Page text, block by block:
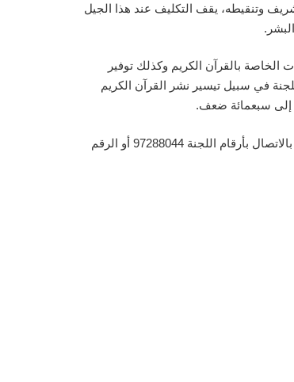
وتنقيطه، يقف التكليف عند هذا الجيل
الخاصة بالقرآن الكريم وكذلك توفير
في سبيل تيسير نشر القرآن الكريم
إلى سبعمائة ضعف.
وأشار الدوسري أن تكلفة كفالة الإذاعة الواحدة 1000 ألف دينار سنويا، 85 دينار شهريا أو المساهمة بأي مبلغ أو استقطاع شهري للمشروع وذلك بالاتصال بأرقام اللجنة 97288044 أو الرقم